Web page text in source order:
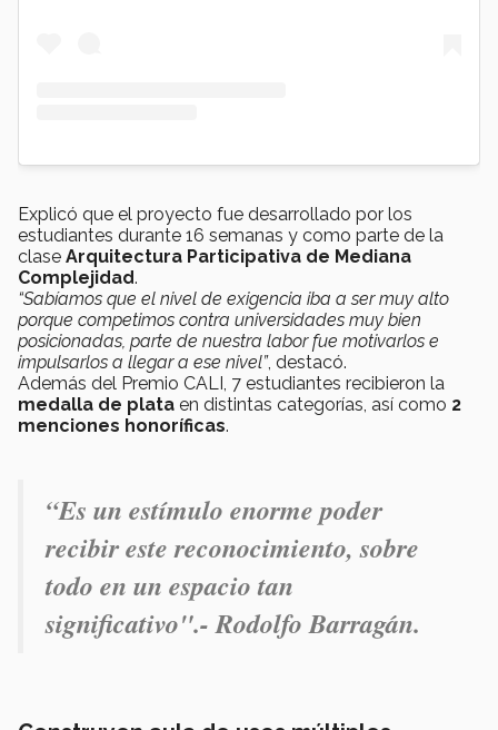
Explicó que el proyecto fue desarrollado por los
estudiantes durante 16 semanas y como parte de la
clase Arquitectura Participativa de Mediana
Complejidad.
“Sabíamos que el nivel de exigencia iba a ser muy alto
porque competimos contra universidades muy bien
posicionadas, parte de nuestra labor fue motivarlos e
impulsarlos a llegar a ese nivel”, destacó.
Además del Premio CALI, 7 estudiantes recibieron la
medalla de plata en distintas categorías, así como 2
menciones honoríficas.
“Es un estímulo enorme poder
recibir este reconocimiento, sobre
todo en un espacio tan
significativo".- Rodolfo Barragán.